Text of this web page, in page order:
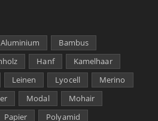
Aluminium
Bambus
Hanf
Kamelhaar
Leinen Lyocell
Merino
Modal
Mohair
Papier Polyamid